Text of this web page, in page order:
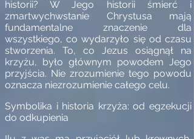
historii? W Jego historii śmierć i
zmartwychwstanie Chrystusa mają
fundamentalne znaczenie dla
wszystkiego, co wydarzyło się od czasu
stworzenia. To, co Jezus osiągnął na
krzyżu, było głównym powodem Jego
przyjścia. Nie zrozumienie tego powodu
oznacza niezrozumienie całego celu.
Symbolika i historia krzyża: od egzekucji
do odkupienia